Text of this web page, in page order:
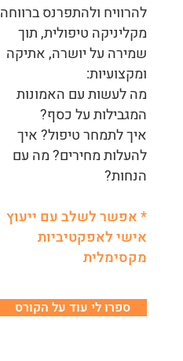
להרוויח ולהתפרנס ברווחה
מקליניקה טיפולית, תוך
שמירה על יושרה, אתיקה
ומקצועיות:
מה לעשות עם האמונות
המגבילות על כסף?
איך לתמחר טיפול? איך
להעלות מחירים? מה עם
הנחות?
* אפשר לשלב עם ייעוץ
אישי לאפקטיביות
מקסימלית
ספרו לי עוד על הקורס